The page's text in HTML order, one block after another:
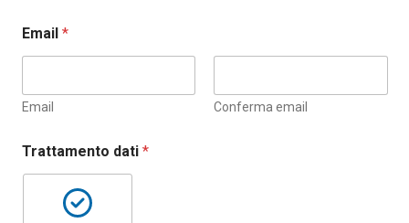
t
e
T
l
e
o
o
Email *
Email Conferma email
Trattamento dati *